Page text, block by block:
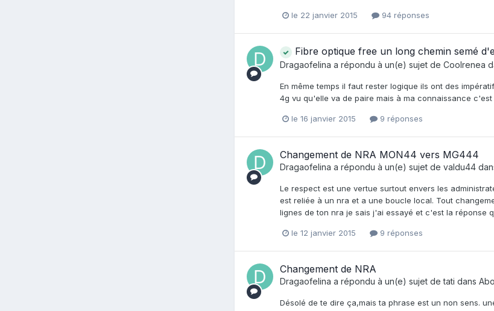
le 22 janvier 2015 94 réponses
Fibre optique free un long chemin semé
Dragaofelina a répondu à un(e) sujet de Coolrenea
En même temps il faut rester logique ils ont des
4g vu qu'elle va de paire mais à ma connaissance c'est
le 16 janvier 2015 9 réponses
Changement de NRA MON44 vers MG444
Dragaofelina a répondu à un(e) sujet de valdu44
Le respect est une vertue surtout envers les
est reliée à un nra et a une boucle local. Tout
lignes de ton nra je sais j'ai essayé et c'est la réponse
le 12 janvier 2015 9 réponses
Changement de NRA
Dragaofelina a répondu à un(e) sujet detati dans
Désolé de te dire ça,mais ta phrase est un non sens.